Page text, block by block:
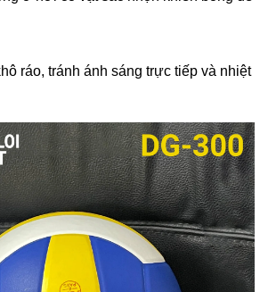
ráo, tránh ánh sáng trực tiếp và nhiệt